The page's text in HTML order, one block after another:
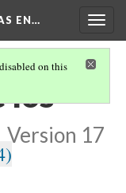
EN…
on this
los
Version 17